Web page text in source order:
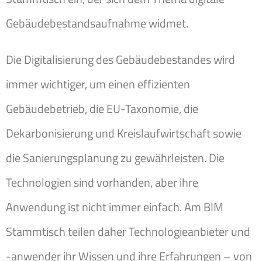
Gebäudebestandsaufnahme widmet.
Die Digitalisierung des Gebäudebestandes wird
immer wichtiger, um einen effizienten
Gebäudebetrieb, die EU-Taxonomie, die
Dekarbonisierung und Kreislaufwirtschaft sowie
die Sanierungsplanung zu gewährleisten. Die
Technologien sind vorhanden, aber ihre
Anwendung ist nicht immer einfach. Am BIM
Stammtisch teilen daher Technologieanbieter und
-anwender ihr Wissen und ihre Erfahrungen – von